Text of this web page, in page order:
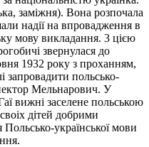
заміжня). Вона розпочала
надії на впровадження в
мову викладання. 3 цією
звернулася до
1932 року з проханням,
запровадити польсько-
Мельнарович. У
вижні заселене польською
дітей добрими
української мови